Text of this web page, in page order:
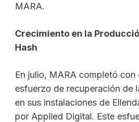
MARA.
Crecimiento en la
Hash
En julio, MARA completó con
esfuerzo de recuperación de
en sus instalaciones de
por Applied Digital. Este